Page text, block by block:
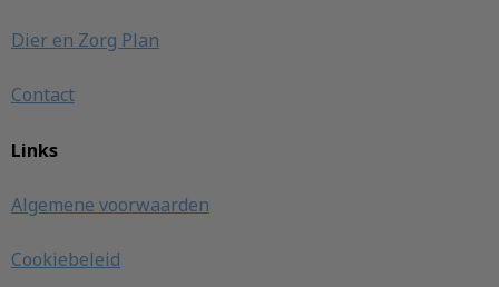
Dier en Zorg Plan
Contact
Links
Algemene voorwaarden
Cookiebeleid